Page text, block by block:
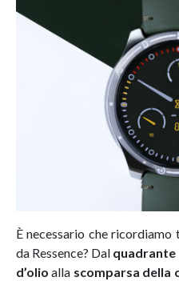
È necessario che
da Ressence? Dal quadrante
d’olio alla scomparsa della